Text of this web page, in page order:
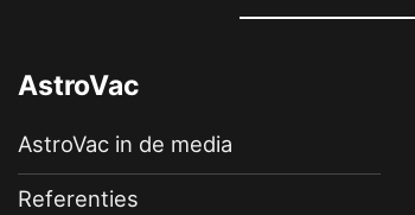
AstroVac
AstroVac in de media
Referenties